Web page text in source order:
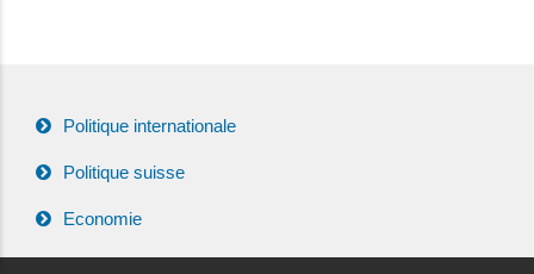
Politique internationale
Politique suisse
Economie